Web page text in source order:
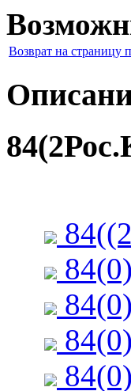
Возврат на страницу
84(0)